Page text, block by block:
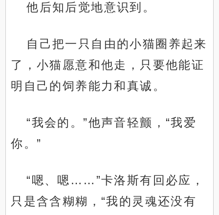
他后知后觉地意识到。
自己把一只自由的小猫圈养起来
了，小猫愿意和他走，只要他能证
明自己的饲养能力和真诚。
“我会的。”他声音轻颤，“我爱
你。”
“嗯、嗯……”卡洛斯有回必应，
只是含含糊糊，“我的灵魂还没有